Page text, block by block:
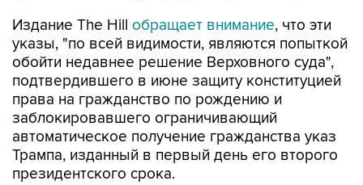
Издание The Hill обращает внимание, что эти
указы, "по всей видимости, являются попыткой
обойти недавнее решение Верховного суда",
подтвердившего в июне защиту конституцией
права на гражданство по рождению и
заблокировавшего ограничивающий
автоматическое получение гражданства указ
Трампа, изданный в первый день его второго
президентского срока.